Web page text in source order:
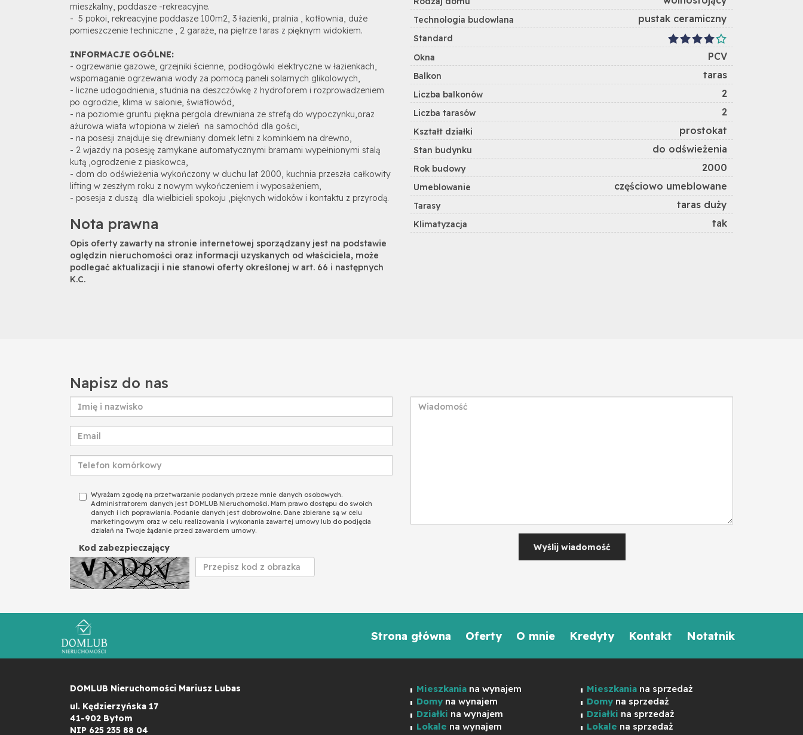
mieszkalny, poddasze -rekreacyjne.
- 5 pokoi, rekreacyjne poddasze 100m2, 3 łazienki, pralnia , kotłownia, duże
pomieszczenie techniczne , 2 garaże, na piętrze taras z pięknym widokiem.
INFORMACJE OGÓLNE:
- ogrzewanie gazowe, grzejniki ścienne, podłogówki elektryczne w łazienkach,
wspomaganie ogrzewania wody za pomocą paneli solarnych glikolowych,
- liczne udogodnienia, studnia na deszczówkę z hydroforem i rozprowadzeniem
po ogrodzie, klima w salonie, światłowód,
- na poziomie gruntu piękna pergola drewniana ze strefą do wypoczynku,oraz
ażurowa wiata wtopiona w zieleń na samochód dla gości,
- na posesji znajduje się drewniany domek letni z kominkiem na drewno,
- 2 wjazdy na posesję zamykane automatycznymi bramami wypełnionymi stalą
kutą ,ogrodzenie z piaskowca,
- dom do odświeżenia wykończony w duchu lat 2000, kuchnia przeszła całkowity
lifting w zeszłym roku z nowym wykończeniem i wyposażeniem,
- posesja z duszą dla wielbicieli spokoju ,pięknych widoków i kontaktu z przyrodą.
Nota prawna
Opis oferty zawarty na stronie internetowej sporządzany jest na podstawie
oględzin nieruchomości oraz informacji uzyskanych od właściciela, może
podlegać aktualizacji i nie stanowi oferty określonej w art. 66 i następnych
K.C.
Technologia budowlana pustak ceramiczny
Standard
Okna
PCV
Balkon taras
Liczba balkonów 2
Liczba tarasów 2
Kształt działki prostokat
Stan budynku do odświeżenia
Rok budowy 2000
Umeblowanie częściowo umeblowane
Tarasy taras duży
Klimatyzacja tak
Napisz do nas
Wyrażam zgodę na przetwarzanie podanych przeze mnie danych osobowych.
Administratorem danych jest DOMLUB Nieruchomości. Mam prawo dostępu do swoich
danych i ich poprawiania. Podanie danych jest dobrowolne. Dane zbierane są w celu
marketingowym oraz w celu realizowania i wykonania zawartej umowy lub do podjęcia
działań na Twoje żądanie przed zawarciem umowy.
Kod zabezpieczający
Strona główna Oferty O mnie Kredyty Kontakt Notatnik
DOMLUB Nieruchomości Mariusz Lubas
ul. Kędzierzyńska 17
41-902 Bytom
NIP 625 235 88 04
Mieszkania na wynajem
Domy na wynajem
Działki na wynajem
Lokale na wynajem
Mieszkania na sprzedaż
Domy na sprzedaż
Działki na sprzedaż
Lokale na sprzedaż